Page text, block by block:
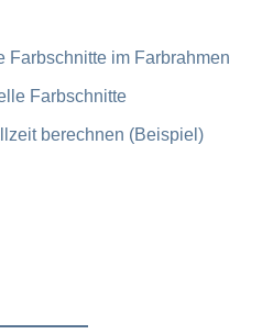
Farbschnitte im Farbrahmen
Farbschnitte
berechnen (Beispiel)